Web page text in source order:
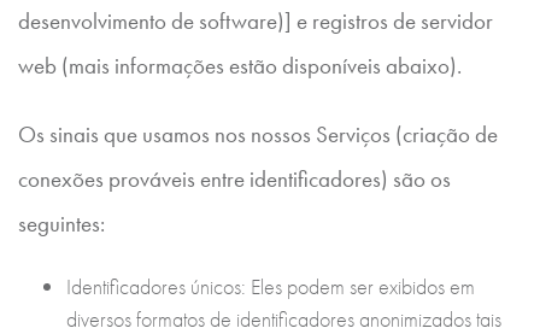
desenvolvimento de software)] e registros de servidor
web (mais informações estão disponíveis abaixo).
Os sinais que usamos nos nossos Serviços (criação de
conexões prováveis entre identificadores) são os
seguintes:
Identificadores únicos: Eles podem ser exibidos em
diversos formatos de identificadores anonimizados tais